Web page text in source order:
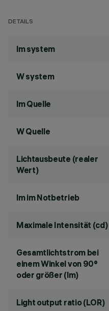
DETAILS
lm system
W system
lm Quelle
W Quelle
Lichtausbeute (realer
Wert)
lm im Notbetrieb
Maximale Intensität (cd)
Gesamtlichtstrom bei
einem Winkel von 90°
oder größer (lm)
Light output ratio (LOR)